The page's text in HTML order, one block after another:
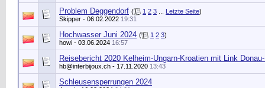
Problem Deggendorf ( 1 2 3 Letzte Seite)
Skipper - 06.02.2022 19:31
Hochwasser Juni 2024 ( 1 2 3)
howi - 03.06.2024 16:57
Reisebericht 2020 Kelheim-Ungarn-Kroatien mit Link
hb@interbijoux.ch - 17.11.2020 13:43
Schleusensperrungen 2024